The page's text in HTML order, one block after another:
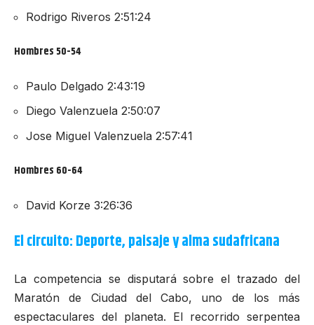
Rodrigo Riveros 2:51:24
Hombres 50-54
Paulo Delgado 2:43:19
Diego Valenzuela 2:50:07
Jose Miguel Valenzuela 2:57:41
Hombres 60-64
David Korze 3:26:36
El circuito: Deporte, paisaje y alma sudafricana
La competencia se disputará sobre el trazado del
Maratón de Ciudad del Cabo, uno de los más
espectaculares del planeta. El recorrido serpentea